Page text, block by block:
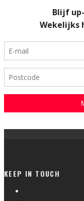
KEEP IN TOUCH